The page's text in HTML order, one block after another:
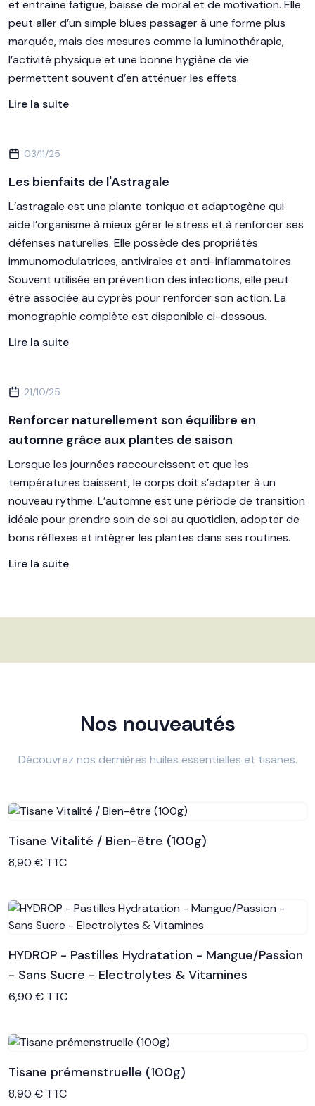
et entraîne fatigue, baisse de moral et de motivation. Elle
peut aller d’un simple blues passager à une forme plus
marquée, mais des mesures comme la luminothérapie,
l’activité physique et une bonne hygiène de vie
permettent souvent d’en atténuer les effets.
Lire la suite
03/11/25
Les bienfaits de l'Astragale
L’astragale est une plante tonique et adaptogène qui
aide l’organisme à mieux gérer le stress et à renforcer ses
défenses naturelles. Elle possède des propriétés
immunomodulatrices, antivirales et anti-inflammatoires.
Souvent utilisée en prévention des infections, elle peut
être associée au cyprès pour renforcer son action. La
monographie complète est disponible ci-dessous.
Lire la suite
21/10/25
Renforcer naturellement son équilibre en
automne grâce aux plantes de saison
Lorsque les journées raccourcissent et que les
températures baissent, le corps doit s’adapter à un
nouveau rythme. L’automne est une période de transition
idéale pour prendre soin de soi au quotidien, adopter de
bons réflexes et intégrer les plantes dans ses routines.
Lire la suite
Nos nouveautés
Découvrez nos dernières huiles essentielles et tisanes.
Voir le produit
Tisane Vitalité / Bien-être (100g)
8,90 € TTC
Voir le produit
HYDROP - Pastilles Hydratation - Mangue/Passion
- Sans Sucre - Electrolytes & Vitamines
6,90 € TTC
Voir le produit
Tisane prémenstruelle (100g)
8,90 € TTC